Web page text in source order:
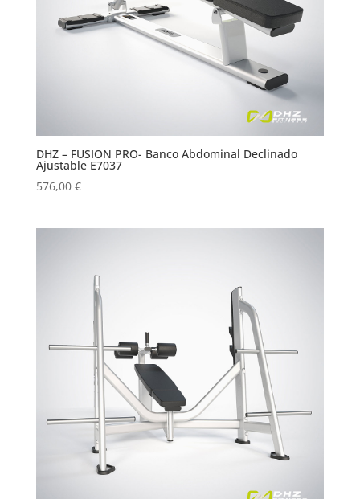
DHZ – FUSION PRO- Banco Abdominal Declinado
Ajustable E7037
576,00 €